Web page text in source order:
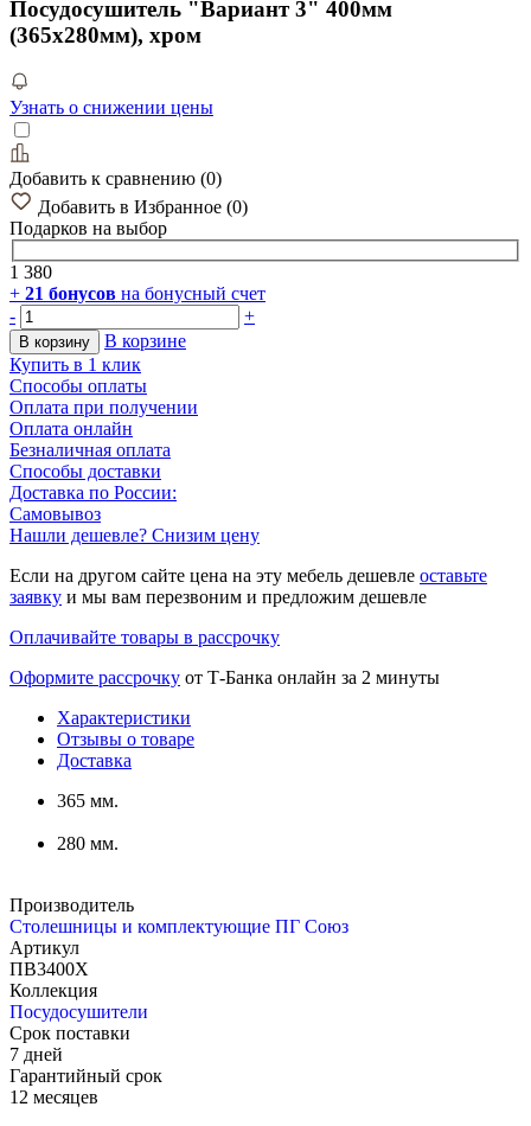
Посудосушитель "Вариант 3" 400мм
(365х280мм), хром
Узнать о снижении цены
Добавить к сравнению (0)
Добавить в Избранное (0)
Подарков на выбор
1 380
+ 21 бонусов на бонусный счет
-
+
В корзину
В корзине
Купить в 1 клик
Способы оплаты
Оплата при получении
Оплата онлайн
Безналичная оплата
Способы доставки
Доставка по России:
Самовывоз
Нашли дешевле? Снизим цену
Если на другом сайте цена на эту мебель дешевле оставьте
заявку и мы вам перезвоним и предложим дешевле
Оплачивайте товары в рассрочку
Оформите рассрочку от Т-Банка онлайн за 2 минуты
Характеристики
Отзывы о товаре
Доставка
365 мм.
280 мм.
Производитель
Столешницы и комплектующие ПГ Союз
Артикул
ПВ3400Х
Коллекция
Посудосушители
Срок поставки
7 дней
Гарантийный срок
12 месяцев